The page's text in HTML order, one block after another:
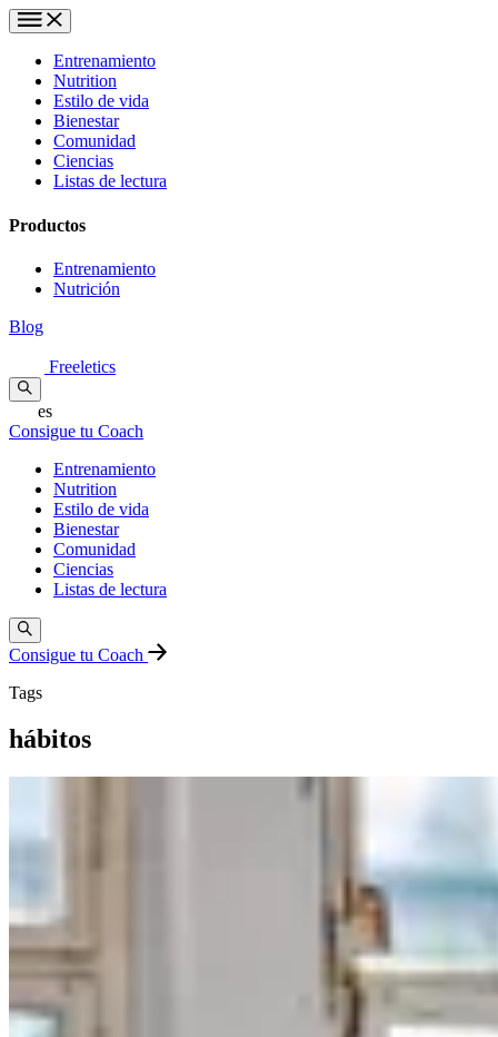
Entrenamiento
Nutrition
Estilo de vida
Bienestar
Comunidad
Ciencias
Listas de lectura
Productos
Entrenamiento
Nutrición
Blog
Freeletics
es
Consigue tu Coach
Entrenamiento
Nutrition
Estilo de vida
Bienestar
Comunidad
Ciencias
Listas de lectura
Consigue tu Coach
Tags
hábitos